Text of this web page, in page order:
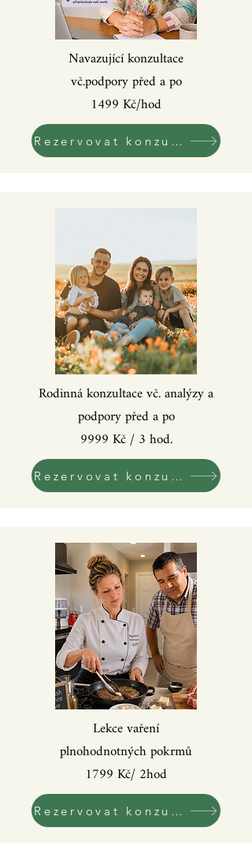
Navazující konzultace
vč.podpory před a po
1499 Kč/hod
Rezervovat konzultaci!
Rodinná konzultace vč. analýzy a
podpory před a po
9999 Kč / 3 hod.
Rezervovat konzultaci!
Lekce vaření
plnohodnotných pokrmů
1799 Kč/ 2hod
Rezervovat konzultaci!